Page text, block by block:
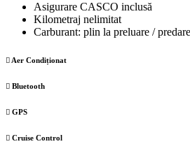
Asigurare CASCO inclusă
Kilometraj nelimitat
Carburant: plin la preluare / predare
Aer Condiționat
Bluetooth
GPS
Cruise Control